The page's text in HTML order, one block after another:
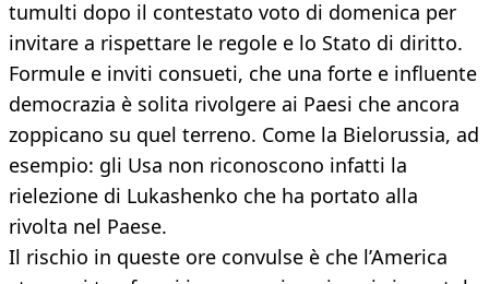
tumulti dopo il contestato voto di domenica per
invitare a rispettare le regole e lo Stato di diritto.
Formule e inviti consueti, che una forte e influente
democrazia è solita rivolgere ai Paesi che ancora
zoppicano su quel terreno. Come la Bielorussia, ad
esempio: gli Usa non riconoscono infatti la
rielezione di Lukashenko che ha portato alla
rivolta nel Paese.
Il rischio in queste ore convulse è che l’America